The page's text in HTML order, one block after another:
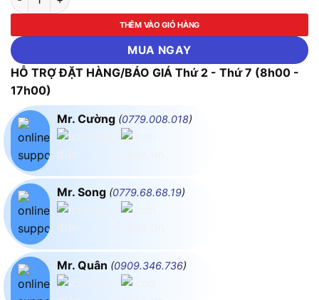
THÊM VÀO GIỎ HÀNG
MUA NGAY
HỖ TRỢ ĐẶT HÀNG/BÁO GIÁ Thứ 2 - Thứ 7 (8h00 -
17h00)
Mr. Cường (0779.008.018)
Mr. Song (0779.68.68.19)
Mr. Quân (0909.346.736)